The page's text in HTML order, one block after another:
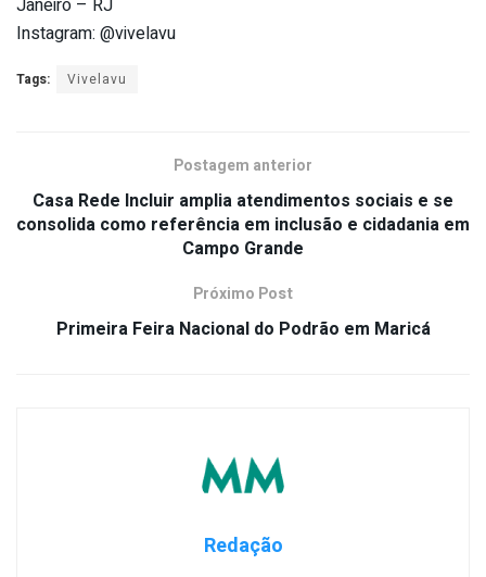
Janeiro – RJ
Instagram: @vivelavu
Tags: Vivelavu
Postagem anterior
Casa Rede Incluir amplia atendimentos sociais e se
consolida como referência em inclusão e cidadania em
Campo Grande
Próximo Post
Primeira Feira Nacional do Podrão em Maricá
Redação